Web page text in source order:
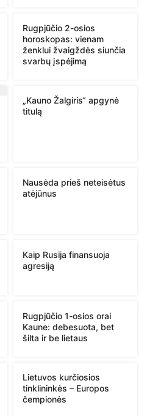
Rugpjūčio 2-osios
horoskopas: vienam
ženklui žvaigždės siunčia
svarbų įspėjimą
„Kauno Žalgiris“ apgynė
titulą
Nausėda prieš neteisėtus
atėjūnus
Kaip Rusija finansuoja
agresiją
Rugpjūčio 1-osios orai
Kaune: debesuota, bet
šilta ir be lietaus
Lietuvos kurčiosios
tinklininkės – Europos
čempionės